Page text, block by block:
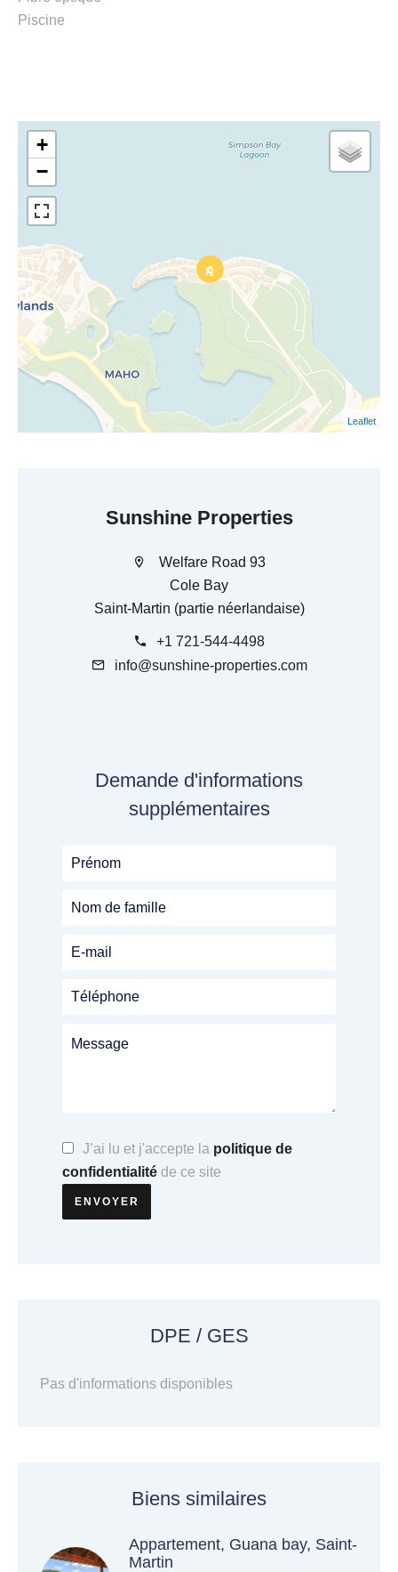
Piscine
+
−
Leaflet
Sunshine Properties
Welfare Road 93
Cole Bay
Saint-Martin (partie néerlandaise)
+1 721-544-4498
info@sunshine-properties.com
Demande d'informations
supplémentaires
J’ai lu et j'accepte la politique de
confidentialité de ce site
ENVOYER
DPE / GES
Pas d'informations disponibles
Biens similaires
Appartement, Guana bay, Saint-
Martin